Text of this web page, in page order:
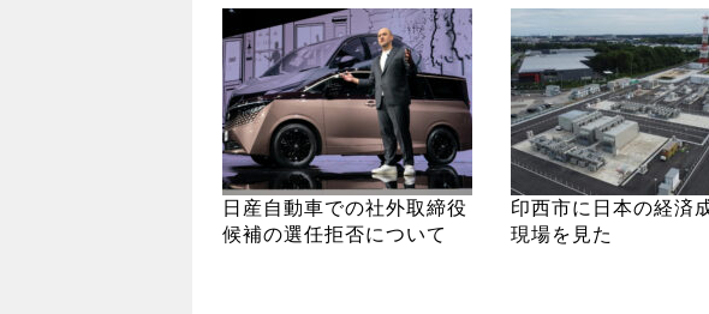
日産自動車での社外取締役
候補の選任拒否について
印西市に日本の経済
現場を見た